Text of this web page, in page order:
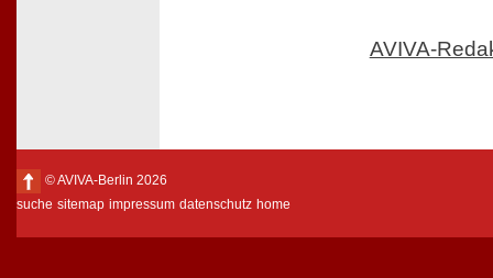
AVIVA-
© AVIVA-Berlin 2026
suche sitemap impressum datenschutz home